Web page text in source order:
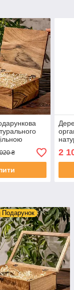
208x180x77
₴ 2
Подарунок